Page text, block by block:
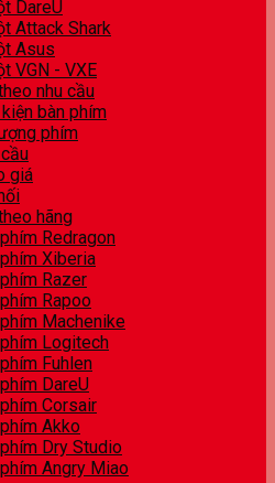
DareU
Attack Shark
Asus
VGN - VXE
nhu cầu
bàn phím
phím
giá
hãng
Redragon
Xiberia
Razer
Rapoo
Machenike
Logitech
Fuhlen
DareU
Corsair
Akko
Dry Studio
Angry Miao